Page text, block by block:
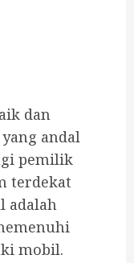
dan
andal
pemilik
terdekat
adalah
mobil.